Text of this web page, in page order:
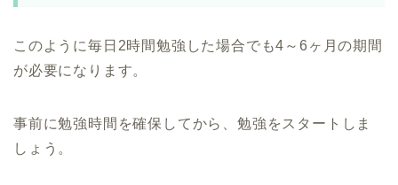
このように毎日2時間勉強した場合でも4～6ヶ月の期間
が必要になります。
事前に勉強時間を確保してから、勉強をスタートしま
しょう。